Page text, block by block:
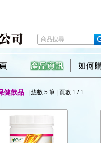
健飲品 | 總數 5 筆 | 頁數 1 / 1